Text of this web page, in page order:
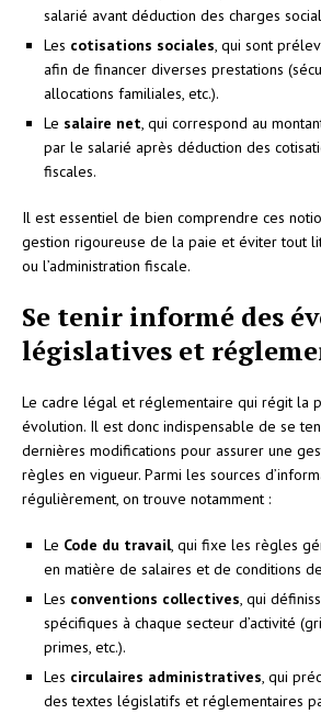
salarié avant déduction des charges
Les cotisations sociales, qui sont
afin de financer diverses prestations
allocations familiales, etc.).
Le salaire net, qui correspond au
par le salarié après déduction des
fiscales.
Il est essentiel de bien comprendre ces
gestion rigoureuse de la paie et éviter tout
ou l’administration fiscale.
Se tenir informé des
législatives et
Le cadre légal et réglementaire qui régit la
évolution. Il est donc indispensable de se
dernières modifications pour assurer une
règles en vigueur. Parmi les sources
régulièrement, on trouve notamment :
Le Code du travail, qui fixe les règles
en matière de salaires et de conditions
Les conventions collectives, qui
spécifiques à chaque secteur d’activité
primes, etc.).
Les circulaires administratives, qui
des textes législatifs et réglementaires